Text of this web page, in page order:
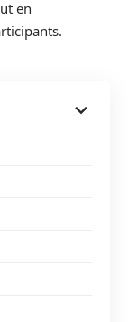
en